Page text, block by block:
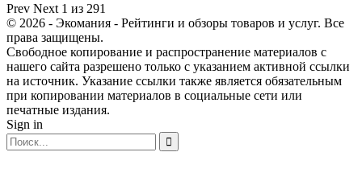
Prev Next 1 из 291
© 2026 - Экомания - Рейтинги и обзоры товаров и услуг. Все
права защищены.
Свободное копирование и распространение материалов с
нашего сайта разрешено только с указанием активной ссылки
на источник. Указание ссылки также является обязательным
при копировании материалов в социальные сети или
печатные издания.
Sign in